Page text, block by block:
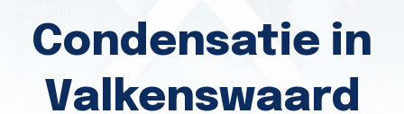
Condensatie in
Valkenswaard